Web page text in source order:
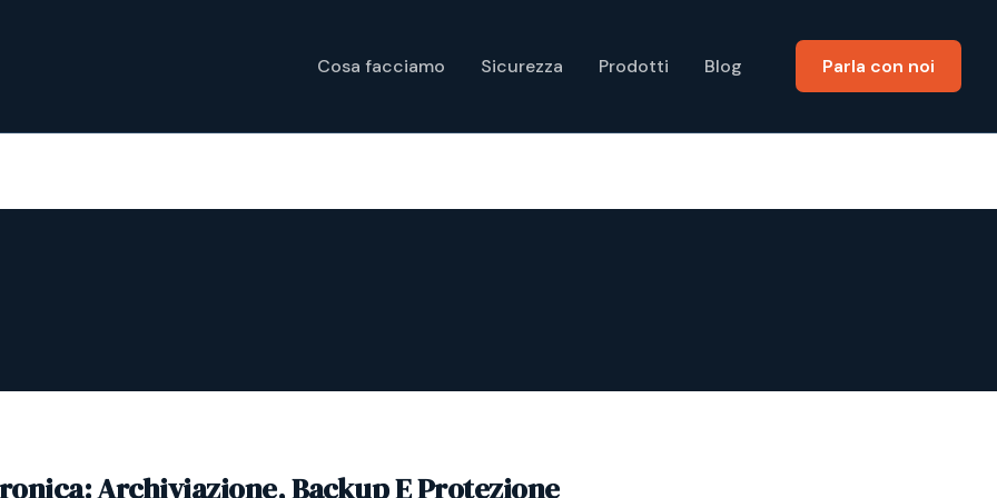
Cosa facciamo Sicurezza Prodotti Blog Parla con noi
Archiviazione, Backup E Protezione